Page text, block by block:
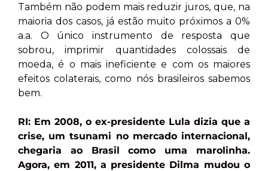
Também não podem mais reduzir juros, que, na
maioria dos casos, já estão muito próximos a 0%
a.a. O único instrumento de resposta que
sobrou, imprimir quantidades colossais de
moeda, é o mais ineficiente e com os maiores
efeitos colaterais, como nós brasileiros sabemos
bem.
RI: Em 2008, o ex-presidente Lula dizia que a
crise, um tsunami no mercado internacional,
chegaria ao Brasil como uma marolinha.
Agora, em 2011, a presidente Dilma mudou o